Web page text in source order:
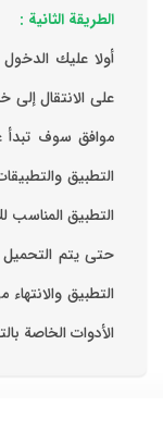
الطريقة الثانية :
‏أولا عليك
على الانتقال إلى
موافق ‏سوف
التطبيق
التطبيق المناسب
حتى يتم
التطبيق
الأدوات الخاصة